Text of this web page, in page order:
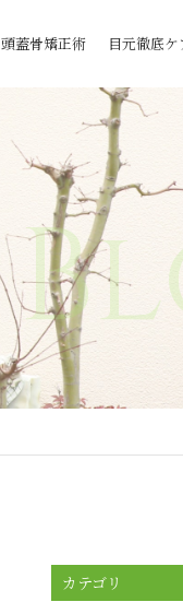
頭蓋骨矯正術 目元徹底
カテゴリ